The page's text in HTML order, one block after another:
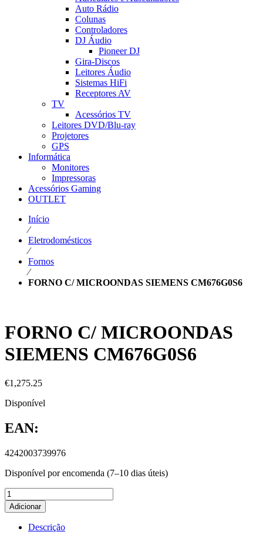
Auto Rádio
Colunas
Controladores
DJ Áudio
Pioneer DJ
Gira-Discos
Leitores Áudio
Sistemas HiFi
Receptores AV
TV
Acessórios TV
Leitores DVD/Blu-ray
Projetores
GPS
Informática
Monitores
Impressoras
Acessórios Gaming
OUTLET
Início
⁄
Eletrodomésticos
⁄
Fornos
⁄
FORNO C/ MICROONDAS SIEMENS CM676G0S6
FORNO C/ MICROONDAS
SIEMENS CM676G0S6
€1,275.25
Disponível
EAN:
4242003739976
Disponível por encomenda (7–10 dias úteis)
Adicionar
Descrição